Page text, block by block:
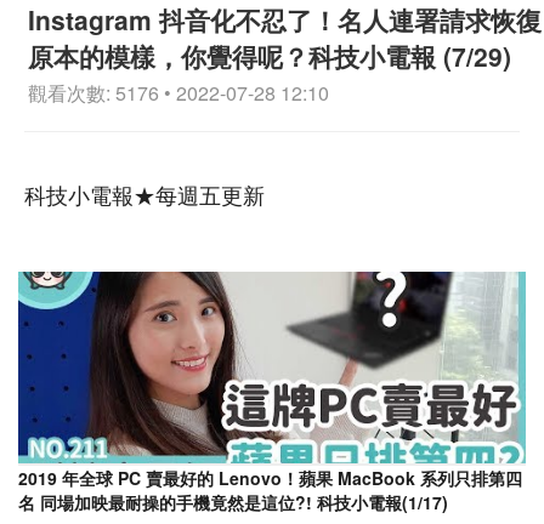
Instagram 抖音化不忍了！名人連署請求恢復
原本的模樣，你覺得呢？科技小電報 (7/29)
觀看次數: 5176 • 2022-07-28 12:10
科技小電報★每週五更新
2019 年全球 PC 賣最好的 Lenovo！蘋果 MacBook 系列只排第四
名 同場加映最耐操的手機竟然是這位?! 科技小電報(1/17)